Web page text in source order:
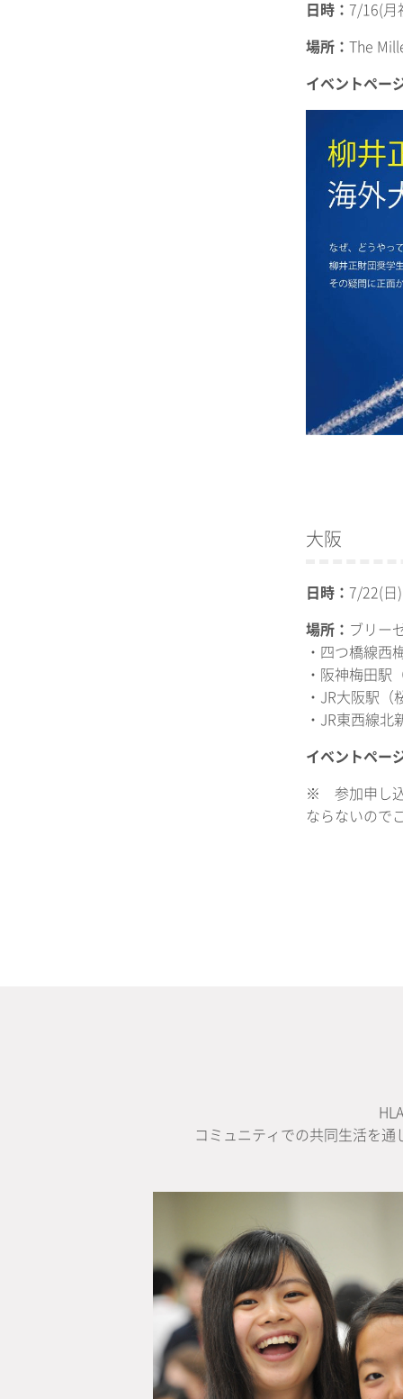
日時： 7/16(月
場所： The
イベントペー
大阪
日時： 7/22(日
場所： ブリー
・四つ橋線西
・阪神梅田駅
・JR大阪駅
・JR東西線
イベントペー
※ 参加申し
ならないので
コミュニティでの共同生活を